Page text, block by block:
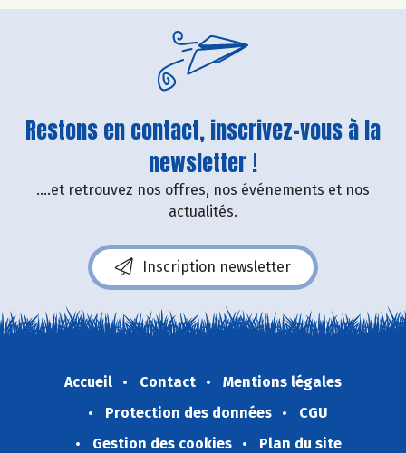
Restons en contact, inscrivez-vous à la
newsletter !
....et retrouvez nos offres, nos événements et nos
actualités.
Inscription newsletter
Accueil Contact
Mentions légales
Protection des données
CGU
Gestion des cookies
Plan du site